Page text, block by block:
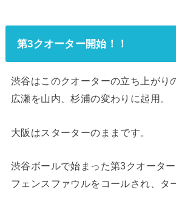
第3クオーター開始！！
渋谷はこのクオーターの立ち上がり
広瀬を山内、杉浦の変わりに起用。
大阪はスターターのままです。
渋谷ボールで始まった第3クオータ
フェンスファウルをコールされ、タ